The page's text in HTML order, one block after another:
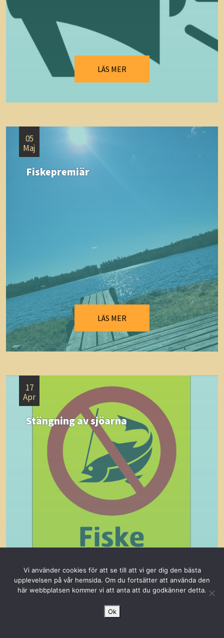
LÄS MER
05
Maj
Fiskepremiär
LÄS MER
17
Apr
Stängning av sjöarna
LÄS MER
Vi använder cookies för att se till att vi ger dig den bästa
upplevelsen på vår hemsida. Om du fortsätter att använda den
här webbplatsen kommer vi att anta att du godkänner detta.
Ok